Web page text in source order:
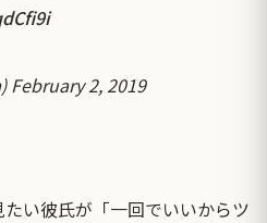
February 2, 2019
い彼氏が「一回でいいからツ